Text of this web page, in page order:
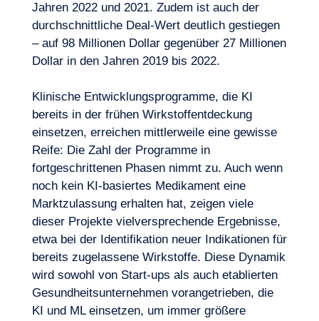
Jahren 2022 und 2021. Zudem ist auch der
durchschnittliche Deal-Wert deutlich gestiegen
– auf 98 Millionen Dollar gegenüber 27 Millionen
Dollar in den Jahren 2019 bis 2022.
Klinische Entwicklungsprogramme, die KI
bereits in der frühen Wirkstoffentdeckung
einsetzen, erreichen mittlerweile eine gewisse
Reife: Die Zahl der Programme in
fortgeschrittenen Phasen nimmt zu. Auch wenn
noch kein KI-basiertes Medikament eine
Marktzulassung erhalten hat, zeigen viele
dieser Projekte vielversprechende Ergebnisse,
etwa bei der Identifikation neuer Indikationen für
bereits zugelassene Wirkstoffe. Diese Dynamik
wird sowohl von Start-ups als auch etablierten
Gesundheitsunternehmen vorangetrieben, die
KI und ML einsetzen, um immer größere